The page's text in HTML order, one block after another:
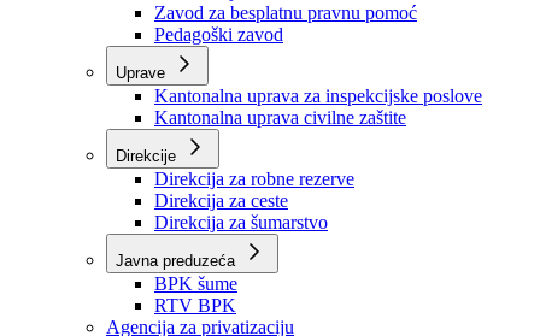
Zavodi
Zavod zdravstvenog osiguranja
Zavod za javno zdravstvo
Zavod za besplatnu pravnu pomoć
Pedagoški zavod
Kantonalna uprava za inspekcijske poslove
Kantonalna uprava civilne zaštite
Direkcije
Direkcija za robne rezerve
Direkcija za ceste
Direkcija za šumarstvo
Javna preduzeća